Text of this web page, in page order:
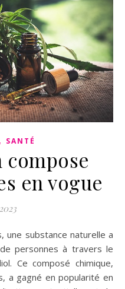
, SANTÉ
compose
en vogue
personnes à travers le
Ce composé chimique,
a gagné en popularité en